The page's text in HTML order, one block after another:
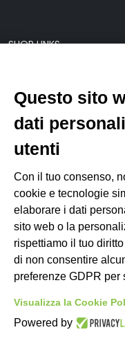
SHOP LINKS
F.I.S.A.
Federazione Italiana
Federazione Italiana Sedile
ANACC (Ass. Allenatori)
FEDERAZIONI ESTERE
Questo sito
dati
utenti
Con il tuo consenso,
cookie e tecnologie
elaborare i dati
sito web o la
rispettiamo il tuo
di non consentire
preferenze GDPR per
Visualizza la Cookie
Powered by